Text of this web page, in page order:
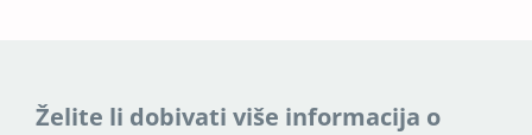
Želite li dobivati više informacija o